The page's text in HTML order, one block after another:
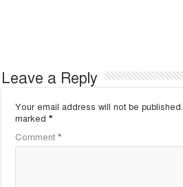
Leave a Reply
Your email address will not be published.
marked*
Comment*